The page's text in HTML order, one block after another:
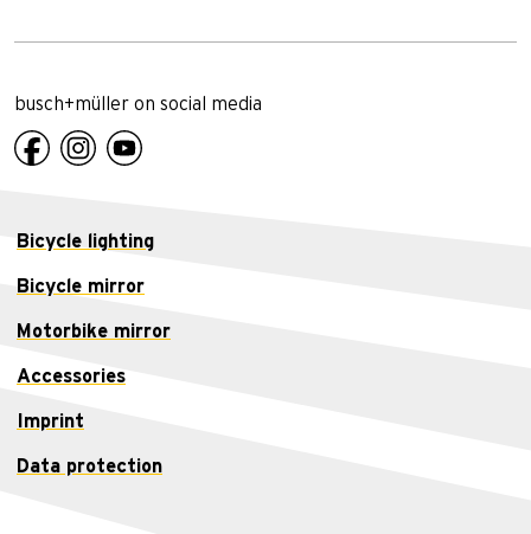
busch+müller on social media
Bicycle lighting
Bicycle mirror
Motorbike mirror
Accessories
Imprint
Data protection